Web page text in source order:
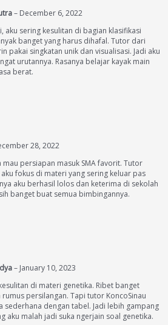
– December 6, 2022
aku sering kesulitan di bagian klasifikasi
banget yang harus dihafal. Tutor dari
pakai singkatan unik dan visualisasi. Jadi aku
urutannya. Rasanya belajar kayak main
berat.
28, 2022
mau persiapan masuk SMA favorit. Tutor
fokus di materi yang sering keluar pas
aku berhasil lolos dan keterima di sekolah
banget buat semua bimbingannya.
– January 10, 2023
di materi genetika. Ribet banget
persilangan. Tapi tutor KoncoSinau
sederhana dengan tabel. Jadi lebih gampang
aku malah jadi suka ngerjain soal genetika.